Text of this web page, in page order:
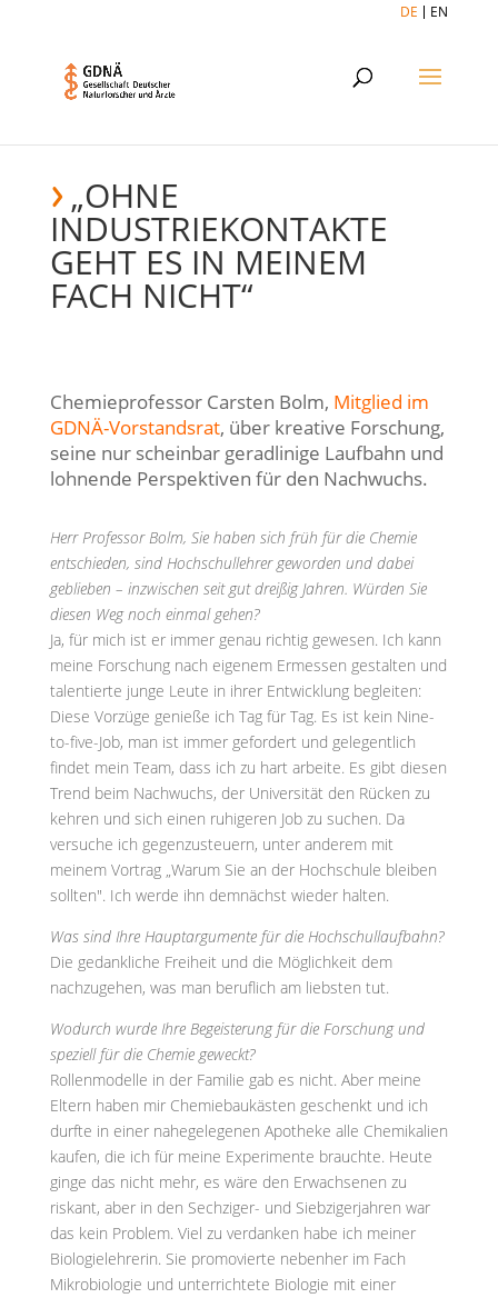
DE EN
„OHNE
INDUSTRIEKONTAKTE
GEHT ES IN MEINEM
FACH NICHT“
Chemieprofessor Carsten Bolm, Mitglied im
GDNÄ-Vorstandsrat, über kreative Forschung,
seine nur scheinbar geradlinige Laufbahn und
lohnende Perspektiven für den Nachwuchs.
Herr Professor Bolm, Sie haben sich früh für die Chemie
entschieden, sind Hochschullehrer geworden und dabei
geblieben – inzwischen seit gut dreißig Jahren. Würden Sie
diesen Weg noch einmal gehen?
Ja, für mich ist er immer genau richtig gewesen. Ich kann
meine Forschung nach eigenem Ermessen gestalten und
talentierte junge Leute in ihrer Entwicklung begleiten:
Diese Vorzüge genieße ich Tag für Tag. Es ist kein Nine-
to-five-Job, man ist immer gefordert und gelegentlich
findet mein Team, dass ich zu hart arbeite. Es gibt diesen
Trend beim Nachwuchs, der Universität den Rücken zu
kehren und sich einen ruhigeren Job zu suchen. Da
versuche ich gegenzusteuern, unter anderem mit
meinem Vortrag „Warum Sie an der Hochschule bleiben
sollten". Ich werde ihn demnächst wieder halten.
Was sind Ihre Hauptargumente für die Hochschullaufbahn?
Die gedankliche Freiheit und die Möglichkeit dem
nachzugehen, was man beruflich am liebsten tut.
Wodurch wurde Ihre Begeisterung für die Forschung und
speziell für die Chemie geweckt?
Rollenmodelle in der Familie gab es nicht. Aber meine
Eltern haben mir Chemiebaukästen geschenkt und ich
durfte in einer nahegelegenen Apotheke alle Chemikalien
kaufen, die ich für meine Experimente brauchte. Heute
ginge das nicht mehr, es wäre den Erwachsenen zu
riskant, aber in den Sechziger- und Siebzigerjahren war
das kein Problem. Viel zu verdanken habe ich meiner
Biologielehrerin. Sie promovierte nebenher im Fach
Mikrobiologie und unterrichtete Biologie mit einer